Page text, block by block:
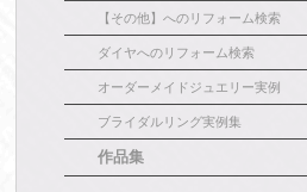
【その他】へのリフォーム検索
ダイヤへのリフォーム検索
オーダーメイドジュエリー実例
ブライダルリング実例集
作品集